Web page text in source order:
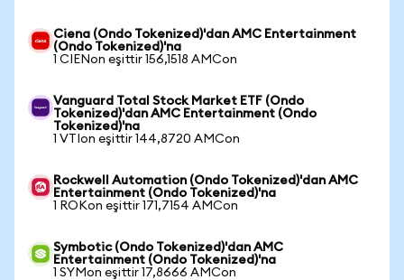
Ciena (Ondo Tokenized)'dan AMC Entertainment
(Ondo Tokenized)'na
1 CIENon eşittir 156,1518 AMCon
Vanguard Total Stock Market ETF (Ondo
Tokenized)'dan AMC Entertainment (Ondo
Tokenized)'na
1 VTIon eşittir 144,8720 AMCon
Rockwell Automation (Ondo Tokenized)'dan AMC
Entertainment (Ondo Tokenized)'na
1 ROKon eşittir 171,7154 AMCon
Symbotic (Ondo Tokenized)'dan AMC
Entertainment (Ondo Tokenized)'na
1 SYMon eşittir 17,8666 AMCon